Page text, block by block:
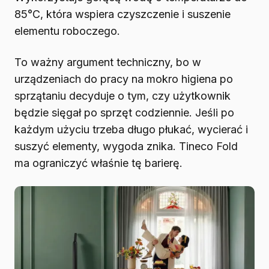
85°C, która wspiera czyszczenie i suszenie
elementu roboczego.
To ważny argument techniczny, bo w
urządzeniach do pracy na mokro higiena po
sprzątaniu decyduje o tym, czy użytkownik
będzie sięgał po sprzęt codziennie. Jeśli po
każdym użyciu trzeba długo płukać, wycierać i
suszyć elementy, wygoda znika. Tineco Fold
ma ograniczyć właśnie tę barierę.